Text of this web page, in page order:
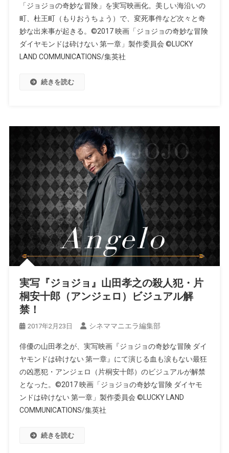
「ジョジョの奇妙な冒険」を実写映画化。美しい海沿いの
町、杜王町（もりおうちょう）で、変死事件など次々と奇
妙な出来事が起きる。©2017 映画「ジョジョの奇妙な冒険
ダイヤモンドは砕けない 第一章」製作委員会 ©LUCKY
LAND COMMUNICATIONS/集英社
続きを読む
実写『ジョジョ』山田孝之の殺人犯・片
桐安十郎（アンジェロ）ビジュアル解
禁！
2017年2月23日 シネママニエラ編集部
俳優の山田孝之が、実写映画『ジョジョの奇妙な冒険 ダイ
ヤモンドは砕けない 第一章』にて演じる血も涙もない最狂
の凶悪犯・アンジェロ（片桐安十郎）のビジュアルが解禁
となった。©2017 映画「ジョジョの奇妙な冒険 ダイヤモ
ンドは砕けない 第一章」製作委員会 ©LUCKY LAND
COMMUNICATIONS/集英社
続きを読む